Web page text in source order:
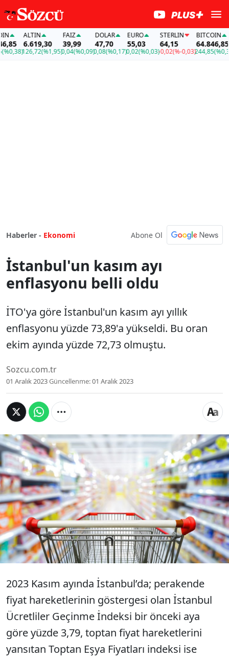
ALTIN
6.619,30
126,72(%1,95)
FAİZ
39,99
0,04(%0,09)
DOLAR
47,70
0,08(%0,17)
EURO
55,03
0,02(%0,03)
STERLIN
64,15
-0,02(%-0,03)
BITCOIN
64.846,85
244,85(%0,38)
Haberler - Ekonomi Abone Ol
İstanbul'un kasım ayı
enflasyonu belli oldu
İTO'ya göre İstanbul'un kasım ayı yıllık
enflasyonu yüzde 73,89'a yükseldi. Bu oran
ekim ayında yüzde 72,73 olmuştu.
Sozcu.com.tr
01 Aralık 2023Güncellenme:01 Aralık 2023
İTO'ya göre İstanbul'un kasım ayı yıllık
enflasyonu yüzde 73,89'a yükseldi. Bu
oran ekim ayında yüzde 72,73 olmuştu.
2023 Kasım ayında İstanbul’da; perakende
fiyat hareketlerinin göstergesi olan İstanbul
Ücretliler Geçinme İndeksi bir önceki aya
göre yüzde 3,79, toptan fiyat hareketlerini
yansıtan Toptan Eşya Fiyatları indeksi ise